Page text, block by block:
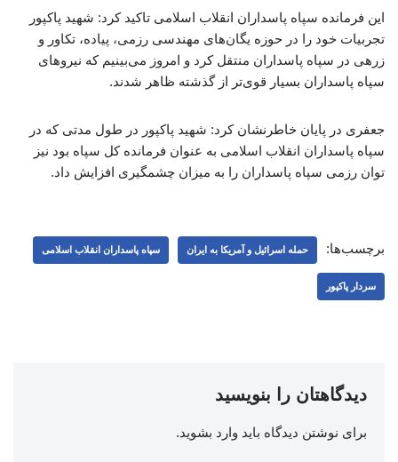
این فرمانده سپاه پاسداران انقلاب اسلامی تاکید کرد: شهید پاکپور
تجربیات خود را در حوزه یگان‌های مهندسی رزمی، پیاده، تکاور و
زرهی در سپاه پاسداران منتقل کرد و امروز می‌بینیم که نیروهای
سپاه پاسداران بسیار قوی‌تر از گذشته ظاهر شدند.
جعفری در پایان خاطرنشان کرد: شهید پاکپور در طول مدتی که در
سپاه پاسداران انقلاب اسلامی به عنوان فرمانده کل سپاه بود نیز
توان رزمی سپاه پاسداران را به میزان چشمگیری افزایش داد.
برچسب‌ها: حمله اسرائیل و آمریکا به ایران سپاه پاسداران انقلاب اسلامی
سردار پاکپور
دیدگاهتان را بنویسید
برای نوشتن دیدگاه باید وارد بشوید.